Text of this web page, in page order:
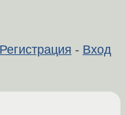
Регистрация - Вход